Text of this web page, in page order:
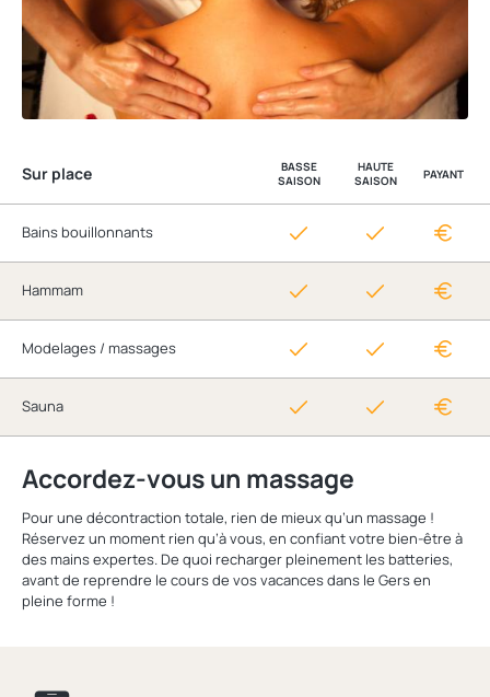
Sur place
BASSE
SAISON
HAUTE
SAISON
PAYANT
Bains bouillonnants
Hammam
Modelages / massages
Sauna
Accordez-vous un massage
Pour une décontraction totale, rien de mieux qu’un massage !
Réservez un moment rien qu’à vous, en confiant votre bien-être à
des mains expertes. De quoi recharger pleinement les batteries,
avant de reprendre le cours de vos vacances dans le Gers en
pleine forme !